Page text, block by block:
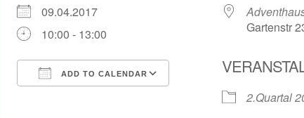
09.04.2017
10:00 - 13:00
ADD TO CALENDAR
Google Calendar
Gartenstr
2.Quartal